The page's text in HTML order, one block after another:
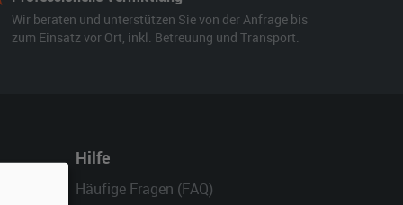
Wir beraten und unterstützen Sie von der Anfrage bis
zum Einsatz vor Ort, inkl. Betreuung und Transport.
Hilfe
Häufige Fragen (FAQ)